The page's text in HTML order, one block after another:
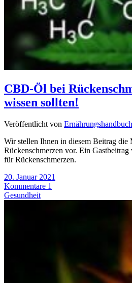
CBD-Öl bei
wissen sollten!
Veröffentlicht von Ernährungshandbuch
Wir stellen Ihnen in diesem Beitrag
Rückenschmerzen vor. Ein
für Rückenschmerzen.
20. Januar 2021
Kommentare 1
Gesundheit